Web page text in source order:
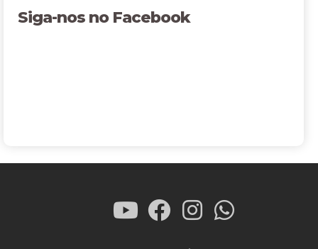
Siga-nos no Facebook